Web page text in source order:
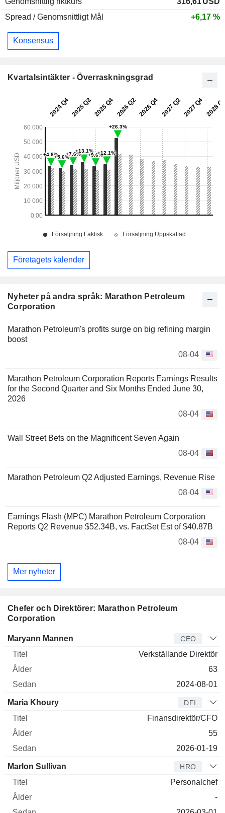
Nyheter på andra språk: Marathon Petroleum
Corporation
Marathon Petroleum's profits surge on big refining margin
boost
08-04
Marathon Petroleum Corporation Reports Earnings Results
for the Second Quarter and Six Months Ended June 30,
2026
08-04
Wall Street Bets on the Magnificent Seven Again
08-04
Marathon Petroleum Q2 Adjusted Earnings, Revenue Rise
08-04
Earnings Flash (MPC) Marathon Petroleum Corporation
Reports Q2 Revenue $52.34B, vs. FactSet Est of $40.87B
08-04
Mer nyheter
Chefer och Direktörer: Marathon Petroleum
Corporation
Verkställande
Maryann Mannen CEO
Verkställande Direktör
63
2024-08-01
Maria Khoury DFI
Finansdirektör/CFO
55
2026-01-19
Marlon Sullivan HRO
Personalchef
-
Spread / Genomsnittligt Mål
+6,17 %
Konsensus
Kvartalsintäkter - Överraskningsgrad
Företagets kalender